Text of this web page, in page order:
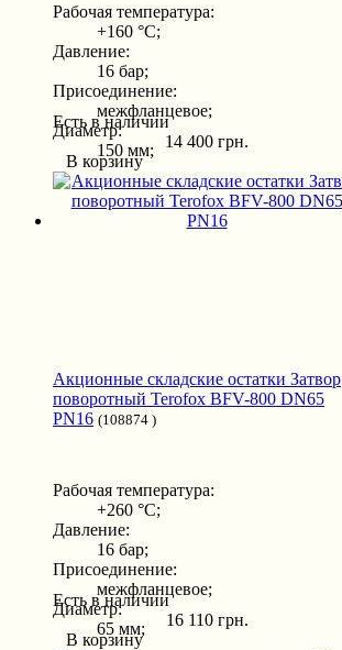
Рабочая температура:
+160 °С;
Давление:
16 бар;
Присоединение:
межфланцевое;
Диаметр:
150 мм;
Есть в наличии
14 400 грн.
В корзину
Акционные складские остатки Затвор
поворотный Terofox BFV-800 DN65
PN16 (108874 )
Рабочая температура:
+260 °С;
Давление:
16 бар;
Присоединение:
межфланцевое;
Диаметр:
65 мм;
Есть в наличии
16 110 грн.
В корзину